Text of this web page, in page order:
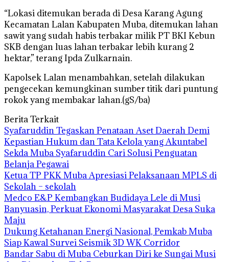
“Lokasi ditemukan berada di Desa Karang Agung
Kecamatan Lalan Kabupaten Muba, ditemukan lahan
sawit yang sudah habis terbakar milik PT BKI Kebun
SKB dengan luas lahan terbakar lebih kurang 2
hektar,” terang Ipda Zulkarnain.
Kapolsek Lalan menambahkan, setelah dilakukan
pengecekan kemungkinan sumber titik dari puntung
rokok yang membakar lahan.(gS/ba)
Berita Terkait
Syafaruddin Tegaskan Penataan Aset Daerah Demi
Kepastian Hukum dan Tata Kelola yang Akuntabel
Sekda Muba Syafaruddin Cari Solusi Penguatan
Belanja Pegawai
Ketua TP PKK Muba Apresiasi Pelaksanaan MPLS di
Sekolah – sekolah
Medco E&P Kembangkan Budidaya Lele di Musi
Banyuasin, Perkuat Ekonomi Masyarakat Desa Suka
Maju
Dukung Ketahanan Energi Nasional, Pemkab Muba
Siap Kawal Survei Seismik 3D WK Corridor
Bandar Sabu di Muba Ceburkan Diri ke Sungai Musi